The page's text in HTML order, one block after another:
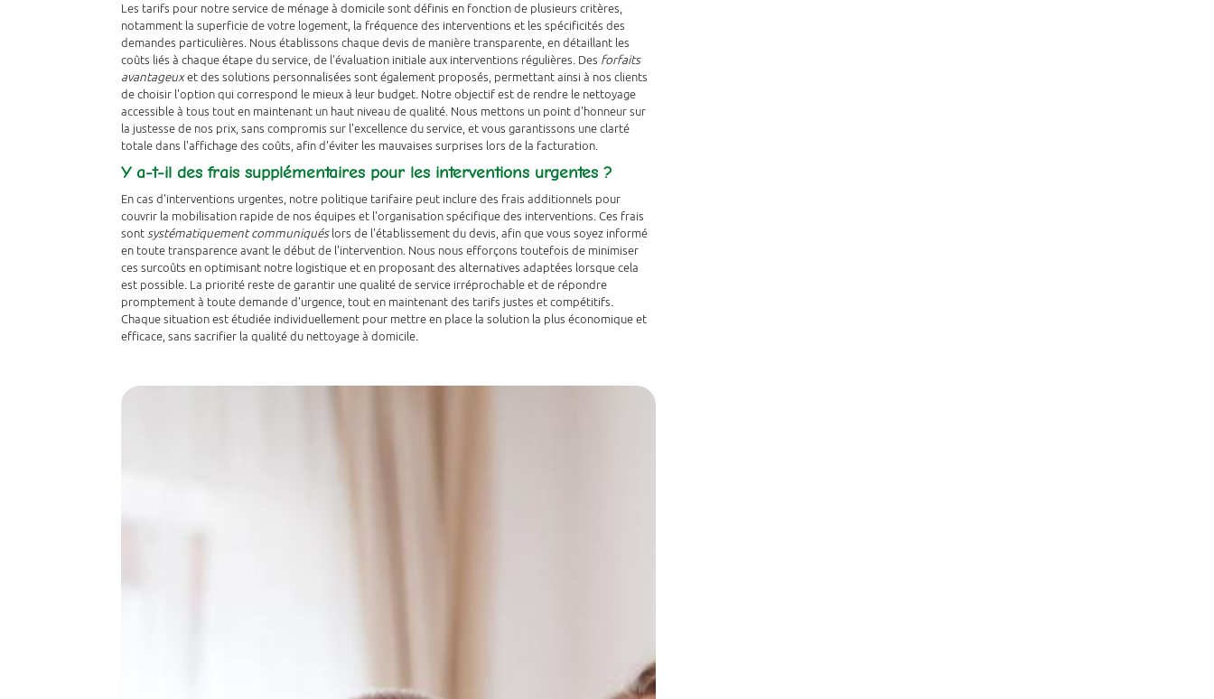
Les tarifs pour notre service de ménage à domicile sont définis en fonction de plusieurs critères,
notamment la superficie de votre logement, la fréquence des interventions et les spécificités des
demandes particulières. Nous établissons chaque devis de manière transparente, en détaillant les
coûts liés à chaque étape du service, de l'évaluation initiale aux interventions régulières. Des forfaits
avantageuxet des solutions personnalisées sont également proposés, permettant ainsi à nos clients
de choisir l'option qui correspond le mieux à leur budget. Notre objectif est de rendre le nettoyage
accessible à tous tout en maintenant un haut niveau de qualité. Nous mettons un point d'honneur sur
la justesse de nos prix, sans compromis sur l'excellence du service, et vous garantissons une clarté
totale dans l'affichage des coûts, afin d'éviter les mauvaises surprises lors de la facturation.
Y a-t-il des frais supplémentaires pour les interventions urgentes ?
En cas d'interventions urgentes, notre politique tarifaire peut inclure des frais additionnels pour
couvrir la mobilisation rapide de nos équipes et l'organisation spécifique des interventions. Ces frais
sont systématiquement communiquéslors de l'établissement du devis, afin que vous soyez informé
en toute transparence avant le début de l'intervention. Nous nous efforçons toutefois de minimiser
ces surcoûts en optimisant notre logistique et en proposant des alternatives adaptées lorsque cela
est possible. La priorité reste de garantir une qualité de service irréprochable et de répondre
promptement à toute demande d'urgence, tout en maintenant des tarifs justes et compétitifs.
Chaque situation est étudiée individuellement pour mettre en place la solution la plus économique et
efficace, sans sacrifier la qualité du nettoyage à domicile.